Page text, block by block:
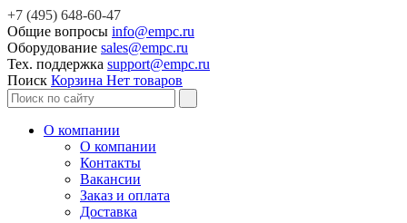
+7 (495) 648-60-47
Общие вопросы info@empc.ru
Оборудование sales@empc.ru
Тех. поддержка support@empc.ru
Поиск Корзина Нет товаров
О компании
О компании
Контакты
Вакансии
Заказ и оплата
Доставка